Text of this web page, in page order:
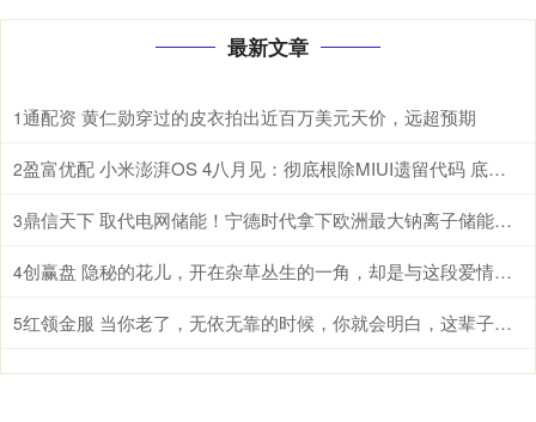
最新文章
1通配资 黄仁勋穿过的皮衣拍出近百万美元天价，远超预期
2 盈富优配 小米澎湃OS 4八月见：彻底根除MIUI遗留代码 底层焕然一新
3 鼎信天下 取代电网储能！宁德时代拿下欧洲最大钠离子储能系统：使用寿命高达30年
4 创赢盘 隐秘的花儿，开在杂草丛生的一角，却是与这段爱情毫不相干的路人
5 红领金服 当你老了，无依无靠的时候，你就会明白，这辈子最亲的，除了父母儿女，伴侣和知己，还有自己身上的这4种能力